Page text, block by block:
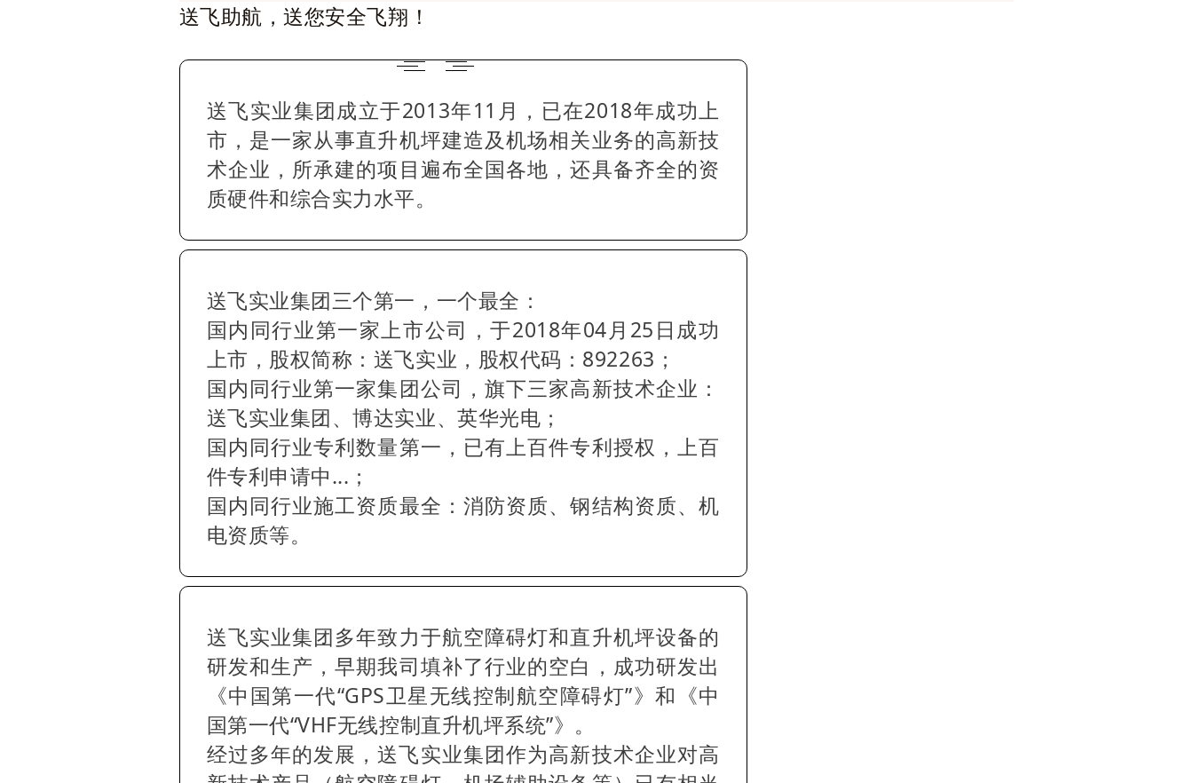
送飞助航，送您安全飞翔！
送飞实业集团成立于2013年11月，已在2018年成功上
市，是一家从事直升机坪建造及机场相关业务的高新技
术企业，所承建的项目遍布全国各地，还具备齐全的资
质硬件和综合实力水平。
送飞实业集团三个第一，一个最全：
国内同行业第一家上市公司，于2018年04月25日成功
上市，股权简称：送飞实业，股权代码：892263；
国内同行业第一家集团公司，旗下三家高新技术企业：
送飞实业集团、博达实业、英华光电；
国内同行业专利数量第一，已有上百件专利授权，上百
件专利申请中...；
国内同行业施工资质最全：消防资质、钢结构资质、机
电资质等。
送飞实业集团多年致力于航空障碍灯和直升机坪设备的
研发和生产，早期我司填补了行业的空白，成功研发出
《中国第一代“GPS卫星无线控制航空障碍灯”》和《中
国第一代“VHF无线控制直升机坪系统”》。
经过多年的发展，送飞实业集团作为高新技术企业对高